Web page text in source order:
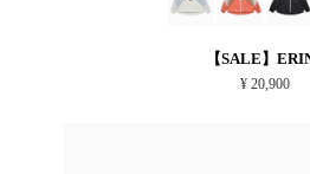
【SALE】
¥ 20,900